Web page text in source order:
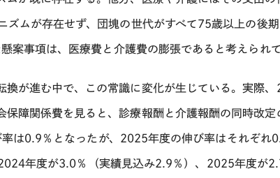
ズムが存在せず、団塊の世代がすべて75歳以上の後
案事項は、医療費と介護費の膨張であると考えられて
が進む中で、この常識に変化が生じている。実際、
保障関係費を見ると、診療報酬と介護報酬の同時改定
は0.9 ％となったが、 2025年度の伸び率はそれぞれ
年度が3.0％（実績見込み2.9 ％）、 2025年度が